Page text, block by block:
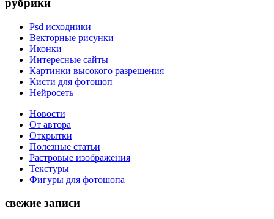
рубрики
Psd исходники
Векторные рисунки
Иконки
Интересные сайты
Картинки высокого разрешения
Кисти для фотошоп
Нейросеть
Новости
От автора
Открытки
Полезные статьи
Растровые изображения
Текстуры
Фигуры для фотошопа
свежие записи